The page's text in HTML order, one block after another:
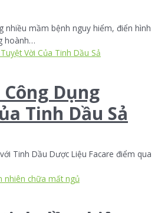
nhiều mầm bệnh nguy hiểm, điển hình
hoành…
Dụng
Tinh Dầu Sả
Tinh Dầu Dược Liệu Facare điểm qua